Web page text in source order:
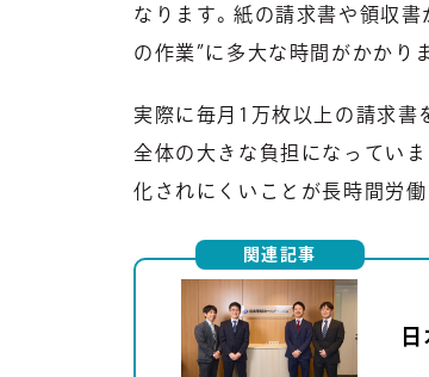
なります。紙の請求書や領収書
の作業”に多大な時間がかかりま
実際に毎月1万枚以上の請求書
全体の大きな負担になってい
化されにくいことが長時間労働
関連記事